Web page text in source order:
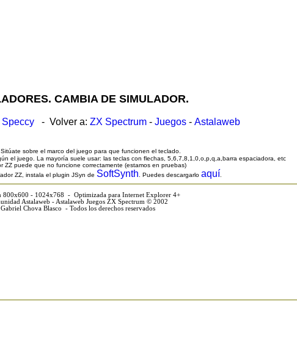
CAMBIA DE SIMULADOR.
Speccy - Volver a: ZX Spectrum - Juegos - Astalaweb
Sitúate sobre el marco del juego para que funcionen el teclado.
el juego. La mayoría suele usar: las teclas con flechas, 5,6,7,8,1,0,o,p,q,a,barra espaciadora, etc
ZZ puede que no funcione correctamente (estamos en pruebas)
ZZ, instala el plugin JSyn de SoftSynth . Puedes descargarlo aquí
800x600 - 1024x768 - Optimizada para Internet Explorer 4+
Astalaweb - Astalaweb Juegos ZX Spectrum © 2002
Gabriel Chova Blasco - Todos los derechos reservados